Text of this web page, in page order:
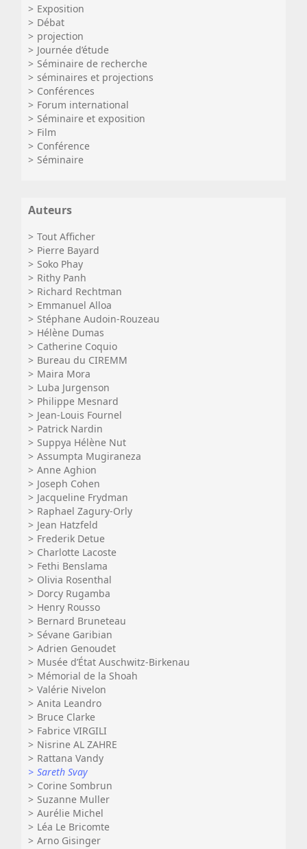
Exposition
Débat
projection
Journée d’étude
Séminaire de recherche
séminaires et projections
Conférences
Forum international
Séminaire et exposition
Film
Conférence
Séminaire
Auteurs
Tout Afficher
Pierre Bayard
Soko Phay
Rithy Panh
Richard Rechtman
Emmanuel Alloa
Stéphane Audoin-Rouzeau
Hélène Dumas
Catherine Coquio
Bureau du CIREMM
Maira Mora
Luba Jurgenson
Philippe Mesnard
Jean-Louis Fournel
Patrick Nardin
Suppya Hélène Nut
Assumpta Mugiraneza
Anne Aghion
Joseph Cohen
Jacqueline Frydman
Raphael Zagury-Orly
Jean Hatzfeld
Frederik Detue
Charlotte Lacoste
Fethi Benslama
Olivia Rosenthal
Dorcy Rugamba
Henry Rousso
Bernard Bruneteau
Sévane Garibian
Adrien Genoudet
Musée d’État Auschwitz-Birkenau
Mémorial de la Shoah
Valérie Nivelon
Anita Leandro
Bruce Clarke
Fabrice VIRGILI
Nisrine AL ZAHRE
Rattana Vandy
Sareth Svay
Corine Sombrun
Suzanne Muller
Aurélie Michel
Léa Le Bricomte
Arno Gisinger